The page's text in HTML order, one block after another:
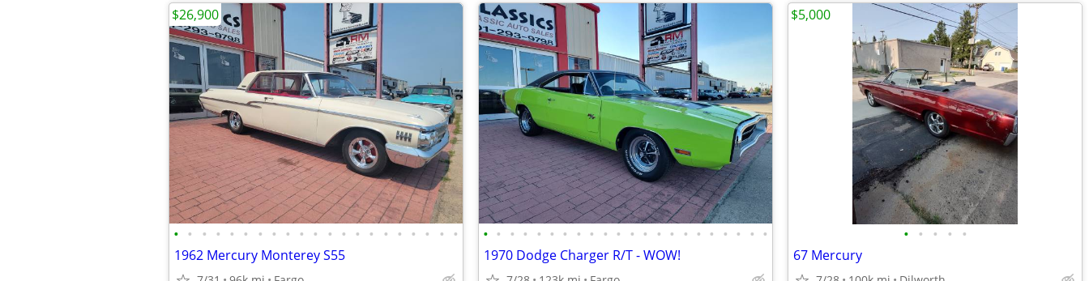
• • • • • • • • • • • • • • • • • • • • •
1962 Mercury Monterey S55
$26,900
• • • • • • • • • • • • • • • • • • • • • •
1970 Dodge Charger R/T - WOW!
• • • • •
67 Mercury
$5,000